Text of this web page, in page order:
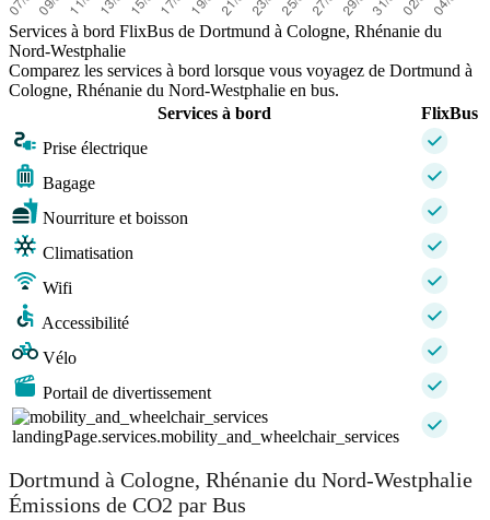
Services à bord FlixBus de Dortmund à Cologne, Rhénanie du
Nord-Westphalie
Comparez les services à bord lorsque vous voyagez de Dortmund à
Cologne, Rhénanie du Nord-Westphalie en bus.
Services à bord
FlixBus
Prise électrique
Bagage
Nourriture et boisson
Climatisation
Wifi
Accessibilité
Vélo
Portail de divertissement
landingPage.services.mobility_and_wheelchair_services
Dortmund à Cologne, Rhénanie du Nord-Westphalie
Émissions de CO2 par Bus